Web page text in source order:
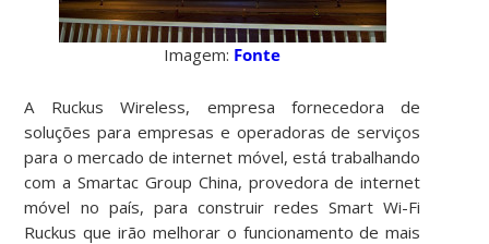
Imagem: Fonte
A Ruckus Wireless, empresa fornecedora de
soluções para empresas e operadoras de serviços
para o mercado de internet móvel, está trabalhando
com a Smartac Group China, provedora de internet
móvel no país, para construir redes Smart Wi-Fi
Ruckus que irão melhorar o funcionamento de mais